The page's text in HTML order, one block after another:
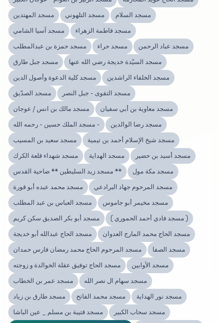
مسجد المهتدين
مسجد التلهوني
مسجد السلام
مسجد آسيا الشامي
مسجد فاطمة الزهراء
مسجد حمزة بن عبدالمطلب
مسجد حراء
مسجد عباد الرحمن
مسجد جبل طارق
مسجد السيّدة خديجة رضي الله عنها
مسجد كلية الدعوة وأصول الدين
مسجد الخلفاء الراشدين
مسجد الصدّيق
مسجد التقوى - جبل النصر
مسجد مالك بن انس / عوجان
مسجد معاوية بن أبي سفيان
مسجد الملك حسين - رحمه الله -
مسجد رضا الوالدين
مسجد سعيد بن المسيب
مسجد شيخ الإسلام أحمد بن تيمية
مسجد شهداء قلعة الكرك
مسجد الهداية
مسجد أسيد بن حضير
مسجد زيد السليطين ** ضاحية القدس **
مسجد مكة مول
مسجد محمد عبده أبو قورة
مسجد المرحوم جهاد البرادعي
مسجد العباس بن عبد المطلب
مسجد مخيمر أبو جاموس
مسجد أبو بكر الصديق سكن كريم
( مسجد فادي أحمد الحموري )
مسجد الحاج عبدالله أبو خديجة
مسجد الحاج محمد المارج العدوان
مسجد المرحوم الحاج محمد رمضان فارس حمدان
مسجد الصفا
مسجد الحاج توفيق عقلة الخوالدة و زوجته
مسجد الأوابين
مسجد عمر بن الخطاب
مسجد سهام ال نصر الله
مسجد طارق بن زياد
مسجد محمد الفاتح
مسجد نور الهداية
مسجد قتيبة بن مسلم _ عين الباشا
مسجد سحاب الكبير